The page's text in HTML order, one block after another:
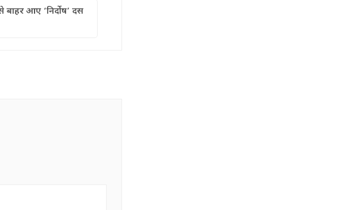
आए ‘निर्दोष’ दस